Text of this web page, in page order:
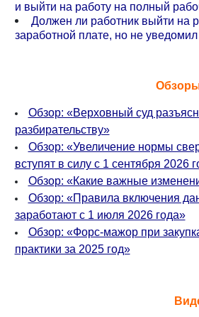
и выйти на работу на полный
Должен ли работник выйти на
заработной плате, но не
Обзор: «Верховный суд
разбирательству»
Обзор: «Увеличение нормы
вступят в силу с 1 сентября 2026
Обзор: «Какие важные
Обзор: «Правила включения
заработают с 1 июля 2026 года»
Обзор: «Форс-мажор при
практики за 2025 год»